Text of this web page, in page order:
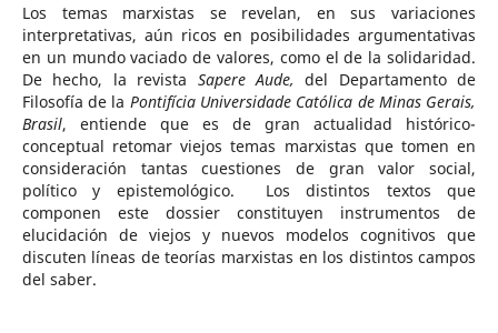
Los temas marxistas se revelan, en sus variaciones
interpretativas, aún ricos en posibilidades argumentativas
en un mundo vaciado de valores, como el de la solidaridad.
De hecho, la revista Sapere Aude,del Departamento de
Filosofía de la Pontifícia Universidade Católica de Minas Gerais,
Brasil, entiende que es de gran actualidad histórico-
conceptual retomar viejos temas marxistas que tomen en
consideración tantas cuestiones de gran valor social,
político y epistemológico. Los distintos textos que
componen este dossier constituyen instrumentos de
elucidación de viejos y nuevos modelos cognitivos que
discuten líneas de teorías marxistas en los distintos campos
del saber.